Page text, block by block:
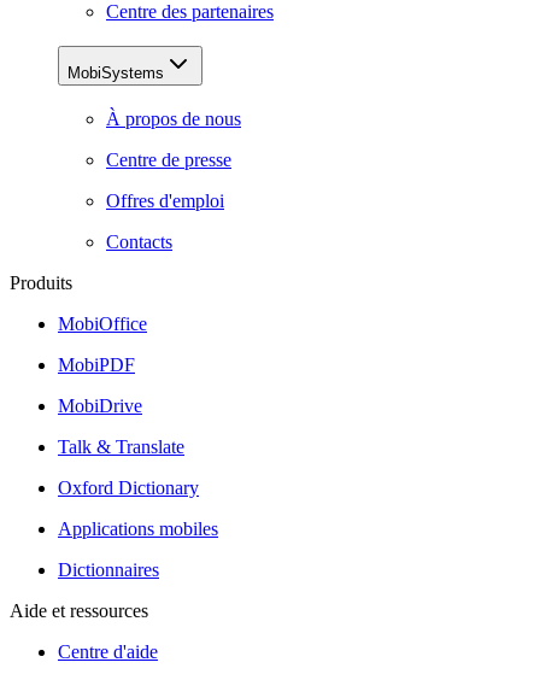
Centre des partenaires
MobiSystems
À propos de nous
Centre de presse
Offres d'emploi
Contacts
Produits
MobiOffice
MobiPDF
MobiDrive
Talk & Translate
Oxford Dictionary
Applications mobiles
Dictionnaires
Aide et ressources
Centre d'aide